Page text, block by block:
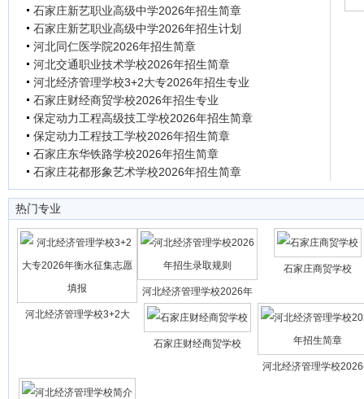
石家庄新艺职业高级中学2026年招生简章
石家庄新艺职业高级中学2026年招生计划
河北同仁医学院2026年招生简章
河北交通职业技术学校2026年招生简章
河北经济管理学校3+2大专2026年招生专业
石家庄财经商贸学校2026年招生专业
保定动力工程高级技工学校2026年招生简章
保定动力工程技工学校2026年招生简章
石家庄东华铁路学校2026年招生简章
石家庄花都形象艺术学校2026年招生简章
热门专业
河北经济管理学校3+2大
河北经济管理学校2026年
石家庄商贸学校
石家庄财经商贸学校
河北经济管理学校